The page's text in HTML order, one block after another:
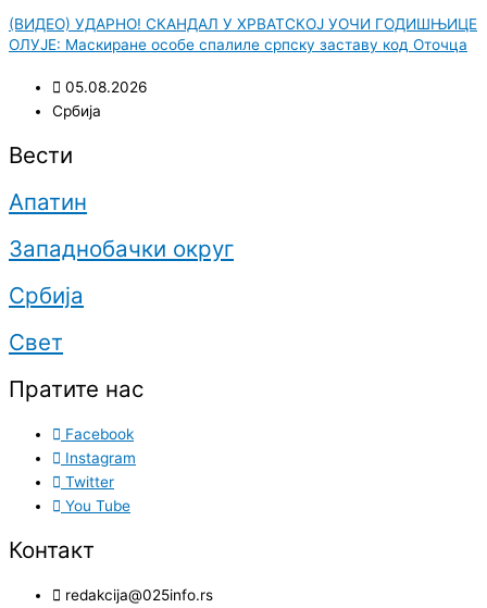
(ВИДЕО) УДАРНО! СКАНДАЛ У ХРВАТСКОЈ УОЧИ ГОДИШЊИЦЕ
ОЛУЈЕ: Маскиране особе спалиле српску заставу код Оточца
05.08.2026
Србија
Вести
Апатин
Западнобачки округ
Србија
Свет
Пратите нас
Facebook
Instagram
Twitter
You Tube
Контакт
redakcija@025info.rs